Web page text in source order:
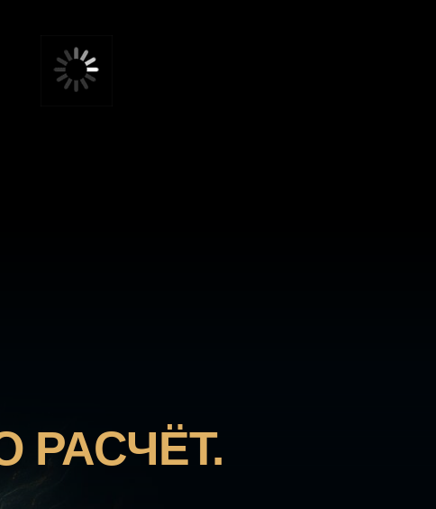
РАСЧЁТ.